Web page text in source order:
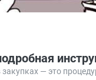
— это